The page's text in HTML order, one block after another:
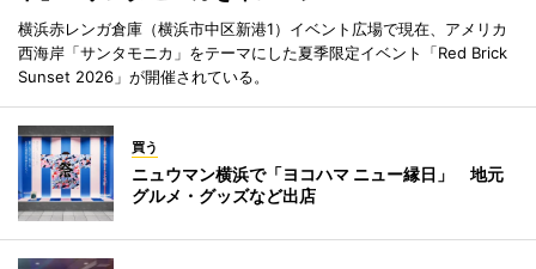
横浜赤レンガ倉庫（横浜市中区新港1）イベント広場で現在、アメリカ
西海岸「サンタモニカ」をテーマにした夏季限定イベント「Red Brick
Sunset 2026」が開催されている。
買う
ニュウマン横浜で「ヨコハマ ニュー縁日」 地元
グルメ・グッズなど出店